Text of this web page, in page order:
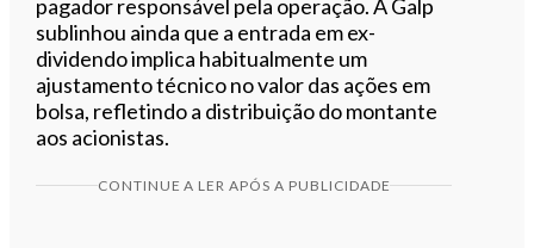
pagador responsável pela operação. A Galp
sublinhou ainda que a entrada em ex-
dividendo implica habitualmente um
ajustamento técnico no valor das ações em
bolsa, refletindo a distribuição do montante
aos acionistas.
CONTINUE A LER APÓS A PUBLICIDADE